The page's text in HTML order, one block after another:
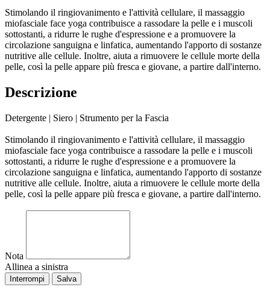
Stimolando il ringiovanimento e l'attività cellulare, il massaggio
miofasciale face yoga contribuisce a rassodare la pelle e i muscoli
sottostanti, a ridurre le rughe d'espressione e a promuovere la
circolazione sanguigna e linfatica, aumentando l'apporto di sostanze
nutritive alle cellule. Inoltre, aiuta a rimuovere le cellule morte della
pelle, così la pelle appare più fresca e giovane, a partire dall'interno.
Descrizione
Detergente | Siero | Strumento per la Fascia
Stimolando il ringiovanimento e l'attività cellulare, il massaggio
miofasciale face yoga contribuisce a rassodare la pelle e i muscoli
sottostanti, a ridurre le rughe d'espressione e a promuovere la
circolazione sanguigna e linfatica, aumentando l'apporto di sostanze
nutritive alle cellule. Inoltre, aiuta a rimuovere le cellule morte della
pelle, così la pelle appare più fresca e giovane, a partire dall'interno.
Nota
Allinea a sinistra
Interrompi Salva